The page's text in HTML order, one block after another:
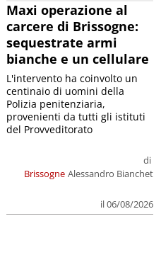
Maxi operazione al
carcere di Brissogne:
sequestrate armi
bianche e un cellulare
Brissogne
di
Alessandro Bianchet
il 06/08/2026
L'intervento ha coinvolto un
centinaio di uomini della
Polizia penitenziaria,
provenienti da tutti gli istituti
del Provveditorato